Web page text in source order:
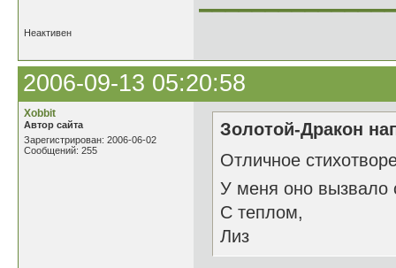
Неактивен
2006-09-13 05:20:58
Xobbit
Автор сайта
Зарегистрирован: 2006-06-02
Сообщений: 255
Золотой-Дракон
Отличное
У меня оно
С теплом,
Лиз